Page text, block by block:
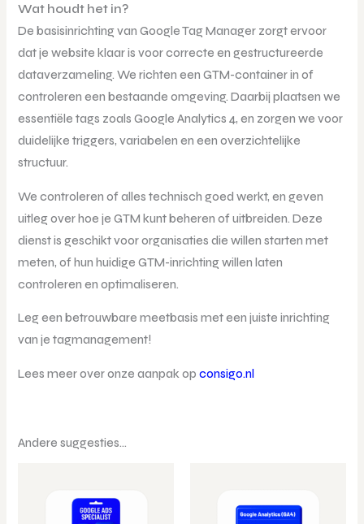
Wat houdt het in?
De basisinrichting van Google Tag Manager zorgt ervoor
dat je website klaar is voor correcte en gestructureerde
dataverzameling. We richten een GTM-container in of
controleren een bestaande omgeving. Daarbij plaatsen we
essentiële tags zoals Google Analytics 4, en zorgen we voor
duidelijke triggers, variabelen en een overzichtelijke
structuur.
We controleren of alles technisch goed werkt, en geven
uitleg over hoe je GTM kunt beheren of uitbreiden. Deze
dienst is geschikt voor organisaties die willen starten met
meten, of hun huidige GTM-inrichting willen laten
controleren en optimaliseren.
Leg een betrouwbare meetbasis met een juiste inrichting
van je tagmanagement!
Lees meer over onze aanpak opconsigo.nl
Andere suggesties…